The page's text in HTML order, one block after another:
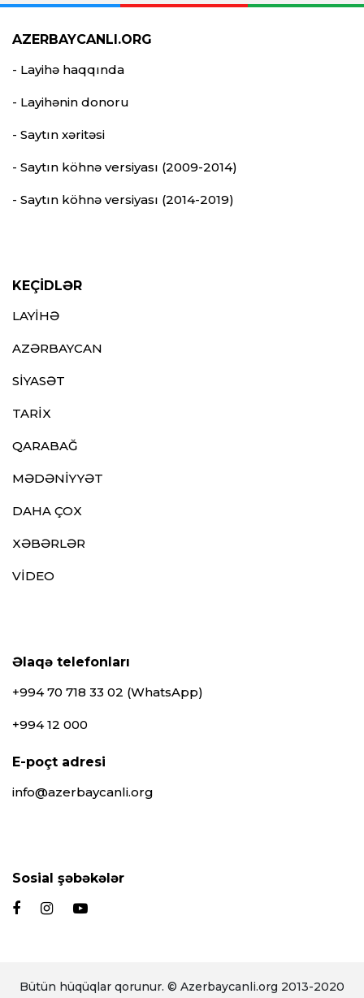
AZERBAYCANLI.ORG
- Layihə haqqında
- Layihənin donoru
- Saytın xəritəsi
- Saytın köhnə versiyası (2009-2014)
- Saytın köhnə versiyası (2014-2019)
KEÇİDLƏR
LAYİHƏ
AZƏRBAYCAN
SİYASƏT
TARİX
QARABAĞ
MƏDƏNİYYƏT
DAHA ÇOX
XƏBƏRLƏR
VİDEO
Əlaqə telefonları
+994 70 718 33 02 (WhatsApp)
+994 12 000
E-poçt adresi
info@azerbaycanli.org
Sosial şəbəkələr
Bütün hüqüqlar qorunur. © Azerbaycanli.org 2013-2020